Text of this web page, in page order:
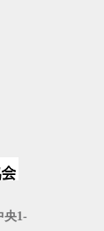
央1-